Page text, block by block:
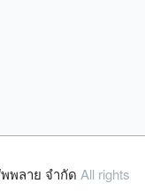
พลาย จำกัด All rights